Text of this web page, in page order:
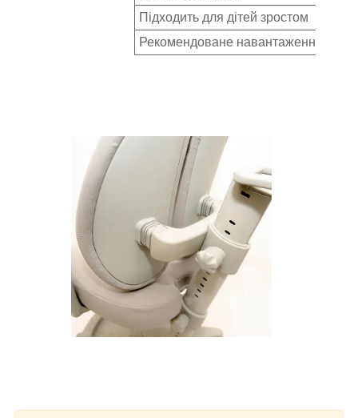
Підходить для дітей зростом
Рекомендоване навантаження на